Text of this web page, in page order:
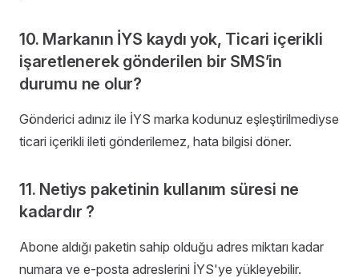
10. Markanın İYS kaydı yok, Ticari içerikli
işaretlenerek gönderilen bir SMS’in
durumu ne olur?
Gönderici adınız ile İYS marka kodunuz eşleştirilmediyse
ticari içerikli ileti gönderilemez, hata bilgisi döner.
11. Netiys paketinin kullanım süresi ne
kadardır ?
Abone aldığı paketin sahip olduğu adres miktarı kadar
numara ve e-posta adreslerini İYS'ye yükleyebilir.